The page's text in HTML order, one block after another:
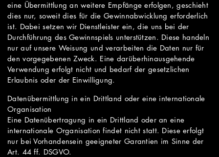
eine Übermittlung an weitere Empfänge erfolgen, geschieht
dies nur, soweit dies für die Gewinnabwicklung erforderlich
ist. Dabei setzen wir Dienstleister ein, die uns bei der
Durchführung des Gewinnspiels unterstützen. Diese handeln
nur auf unsere Weisung und verarbeiten die Daten nur für
den vorgegebenen Zweck. Eine darüberhinausgehende
Verwendung erfolgt nicht und bedarf der gesetzlichen
Erlaubnis oder der Einwilligung.
Datenübermittlung in ein Drittland oder eine internationale
Organisation
Eine Datenübertragung in ein Drittland oder an eine
internationale Organisation findet nicht statt. Diese erfolgt
nur bei Vorhandensein geeigneter Garantien im Sinne der
Art. 44 ff. DSGVO.